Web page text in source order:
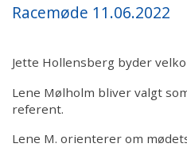
Hvalpe/Opdrættere
Aktiviteter
For medlemmer
For dommere
Racemøde 11.06.2022
Jette Hollensberg byder
Lene Mølholm bliver valgt
referent.
Lene M. orienterer om